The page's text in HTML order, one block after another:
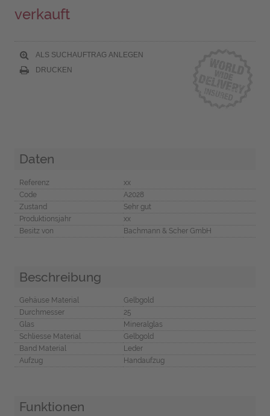
verkauft
ALS SUCHAUFTRAG ANLEGEN
DRUCKEN
Daten
Referenz
xx
Code
A2028
Zustand
Sehr gut
Produktionsjahr
xx
Besitz von
Bachmann & Scher GmbH
Beschreibung
Gehäuse Material
Gelbgold
Durchmesser
25
Glas
Mineralglas
Schliesse Material
Gelbgold
Band Material
Leder
Aufzug
Handaufzug
Funktionen